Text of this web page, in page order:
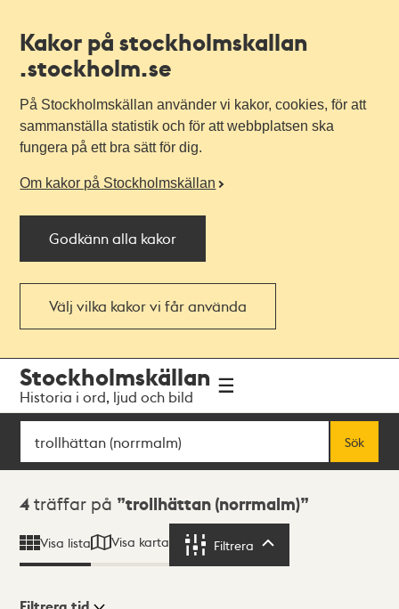
Kakor på stockholmskallan
.stockholm.se
På Stockholmskällan använder vi kakor, cookies, för att
sammanställa statistik och för att webbplatsen ska
fungera på ett bra sätt för dig.
Om kakor på Stockholmskällan
Godkänn alla kakor
Välj vilka kakor vi får använda
navigationen
huvudinnehållet
Stockholmskällan
Historia i ord, ljud och bild
Sök
Sök
Sökresultat
4 träffar på trollhättan (norrmalm)
Visa lista Visa karta Filtrera